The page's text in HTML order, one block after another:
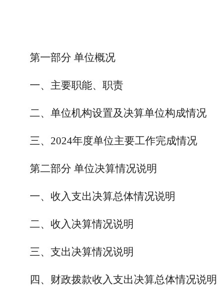
第一部分 单位概况
一、主要职能、职责
二、单位机构设置及决算单位构成情况
三、2024年度单位主要工作完成情况
第二部分 单位决算情况说明
一、收入支出决算总体情况说明
二、收入决算情况说明
三、支出决算情况说明
四、财政拨款收入支出决算总体情况说明